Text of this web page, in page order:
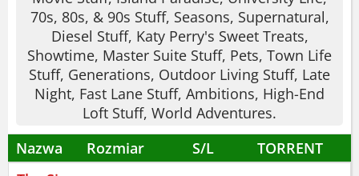
duńsku, grecku, portugalsku, fińsku,
norwesku, szwedzku, koreańsku,
japońsku i chińsku. Audio tylko po
angielsku.
Jeśli interesuje cię średniowieczny klimat,
zobaczThe Sims: Medieval Ultimate
Edition. A może wolisz nowoczesność?
70s, 80s, & 90s Stuff, Seasons, Supernatural,
Diesel Stuff, Katy Perry's Sweet Treats,
Showtime, Master Suite Stuff, Pets, Town Life
Stuff, Generations, Outdoor Living Stuff, Late
Night, Fast Lane Stuff, Ambitions, High-End
Loft Stuff, World Adventures.
Nazwa
Rozmiar S/L
TORRENT